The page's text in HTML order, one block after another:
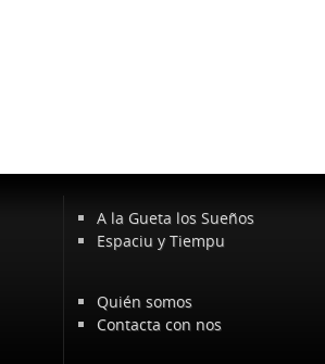
A la Gueta los Sueños
Espaciu y Tiempu
Quién somos
Contacta con nos